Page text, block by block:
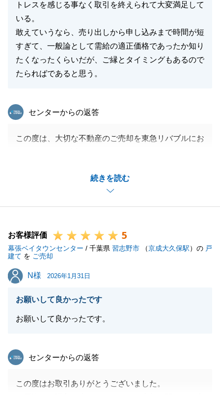
トレスを感じる事なく取引を終えられて大変満足して
いる。
敢えていうなら、売り出しから申し込みまで時間が短
すぎて、一般論として需給の適正価格であったか知り
たくなったくらいだが、ご縁とタイミングもあるので
たらればであると思う。
続きを読む
東急リバブル
センターからの返答
この度は、大切な不動産のご売却を東急リバブルにお
く感謝申し上げます。
また、過分なお褒めの言葉をいただき、大変光栄に存
じます。
調整いただくなど、H様のご協力があったからこそ、
無事にご売却を進めることができました。多大なるご
支援を賜りましたこと、重ねて御礼申し上げます。
今後は確定申告など、お手続きが続くかと存じます。
ので、ご不明な点がございましたら、いつでもお気軽
にご相談ください。
もし、ご友人やご親族様で不動産に関するお悩みをお
けますと幸いです。
お客様評価 5
幕張ベイタウンセンター / 千葉県 習志野市 （京成大久保駅）の 戸
建て を ご売却
N様
N様 2026年1月31日
お願いして良かったです
お願いして良かったです。
東急リバブル
センターからの返答
この度はお取引ありがとうございました。